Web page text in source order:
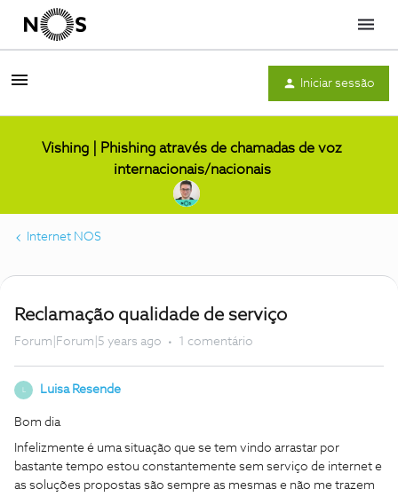
Menu
Iniciar sessão
Vishing | Phishing através de chamadas de voz
internacionais/nacionais
Internet NOS
Reclamação qualidade de serviço
Forum|Forum|5 years ago 1 comentário
Luisa Resende
Bom dia
Infelizmente é uma situação que se tem vindo arrastar por
bastante tempo estou constantemente sem serviço de internet e
as soluções propostas são sempre as mesmas e não me trazem